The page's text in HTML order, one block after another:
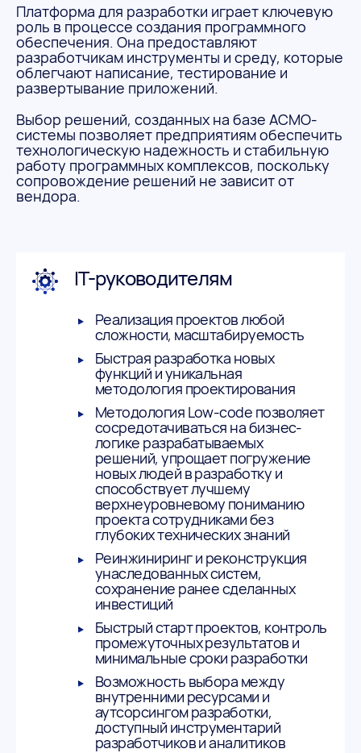
Платформа для разработки играет ключевую
роль в процессе создания программного
обеспечения. Она предоставляют
разработчикам инструменты и среду, которые
облегчают написание, тестирование и
развертывание приложений.
Выбор решений, созданных на базе АСМО-
системы позволяет предприятиям обеспечить
технологическую надежность и стабильную
работу программных комплексов, поскольку
сопровождение решений не зависит от
вендора.
IT-руководителям
Реализация проектов любой
сложности, масштабируемость
Быстрая разработка новых
функций и уникальная
методология проектирования
Методология Low-code позволяет
сосредотачиваться на бизнес-
логике разрабатываемых
решений, упрощает погружение
новых людей в разработку и
способствует лучшему
верхнеуровневому пониманию
проекта сотрудниками без
глубоких технических знаний
Реинжиниринг и реконструкция
унаследованных систем,
сохранение ранее сделанных
инвестиций
Быстрый старт проектов, контроль
промежуточных результатов и
минимальные сроки разработки
Возможность выбора между
внутренними ресурсами и
аутсорсингом разработки,
доступный инструментарий
разработчиков и аналитиков